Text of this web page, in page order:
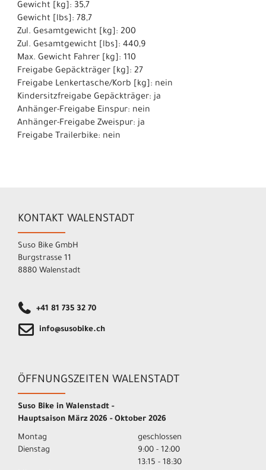
Gewicht [kg]: 35,7
Gewicht [lbs]: 78,7
Zul. Gesamtgewicht [kg]: 200
Zul. Gesamtgewicht [lbs]: 440,9
Max. Gewicht Fahrer [kg]: 110
Freigabe Gepäckträger [kg]: 27
Freigabe Lenkertasche/Korb [kg]: nein
Kindersitzfreigabe Gepäckträger: ja
Anhänger-Freigabe Einspur: nein
Anhänger-Freigabe Zweispur: ja
Freigabe Trailerbike: nein
KONTAKT WALENSTADT
Suso Bike GmbH
Burgstrasse 11
8880 Walenstadt
+41 81 735 32 70
info@susobike.ch
ÖFFNUNGSZEITEN WALENSTADT
Suso Bike in Walenstadt -
Hauptsaison März 2026 - Oktober 2026
Montag
geschlossen
Dienstag
9:00 - 12:00
13:15 - 18:30